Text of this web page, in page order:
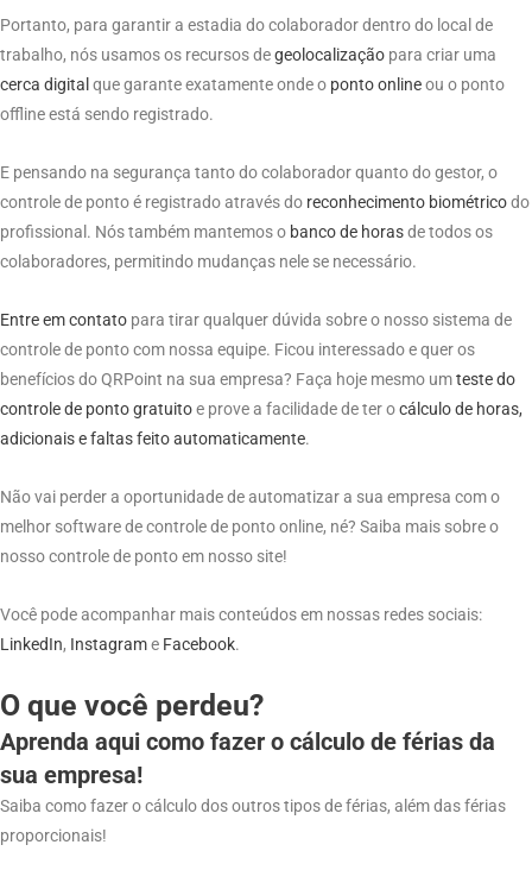
Portanto, para garantir a estadia do colaborador dentro do local de
trabalho, nós usamos os recursos degeolocalização para criar uma
cerca digital que garante exatamente onde o ponto onlineou o ponto
offline está sendo registrado.
E pensando na segurança tanto do colaborador quanto do gestor, o
controle de ponto é registrado através do reconhecimento biométricodo
profissional. Nós também mantemos o banco de horasde todos os
colaboradores, permitindo mudanças nele se necessário.
Entre em contato para tirar qualquer dúvida sobre o nosso sistema de
controle de ponto com nossa equipe. Ficou interessado e quer os
benefícios do QRPoint na sua empresa? Faça hoje mesmo umteste do
controle de ponto gratuitoe prove a facilidade de ter ocálculo de horas,
adicionais e faltas feito automaticamente.
Não vai perder a oportunidade de automatizar a sua empresa com o
melhor software de controle de ponto online, né? Saiba mais sobre o
nosso controle de ponto em nosso site!
Você pode acompanhar mais conteúdos em nossas redes sociais:
LinkedIn, Instagrame Facebook.
O que você perdeu?
Aprenda aqui como fazer o cálculo de férias da
sua empresa!
Saiba como fazer o cálculo dos outros tipos de férias, além das férias
proporcionais!